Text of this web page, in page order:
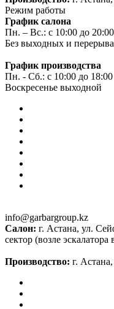
Режим работы
График салона
Пн. – Вс.: с 10:00 до 20:00
Без выходных и
График производства
Пн. - Сб.: с 10:00 до 18:00
Воскресенье выходной
info@garbargroup.kz
Салон: г. Астана, ул.
сектор (возле
Производство: г.